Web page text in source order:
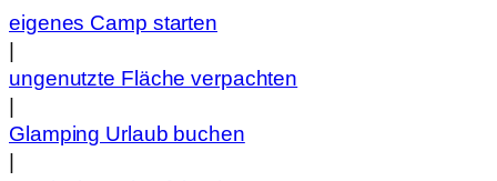
eigenes Camp starten
ungenutzte Fläche verpachten
Glamping Urlaub buchen